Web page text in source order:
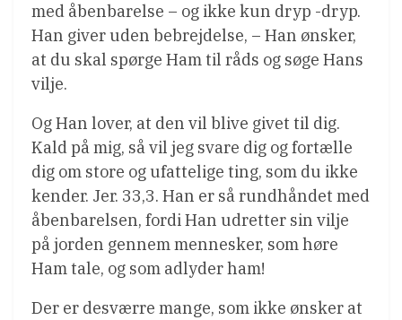
med åbenbarelse – og ikke kun dryp -dryp.
Han giver uden bebrejdelse, – Han ønsker,
at du skal spørge Ham til råds og søge Hans
vilje.
Og Han lover, at den vil blive givet til dig.
Kald på mig, så vil jeg svare dig og fortælle
dig om store og ufattelige ting, som du ikke
kender. Jer. 33,3. Han er så rundhåndet med
åbenbarelsen, fordi Han udretter sin vilje
på jorden gennem mennesker, som høre
Ham tale, og som adlyder ham!
Der er desværre mange, som ikke ønsker at